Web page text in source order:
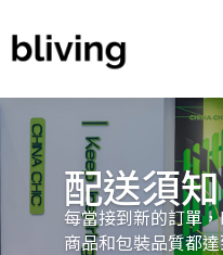
配送須知
每當接到新的訂單
商品和包裝品質都